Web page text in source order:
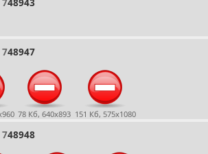
748943
748947
78 Кб, 640x893 151 Кб, 575x1080
748948